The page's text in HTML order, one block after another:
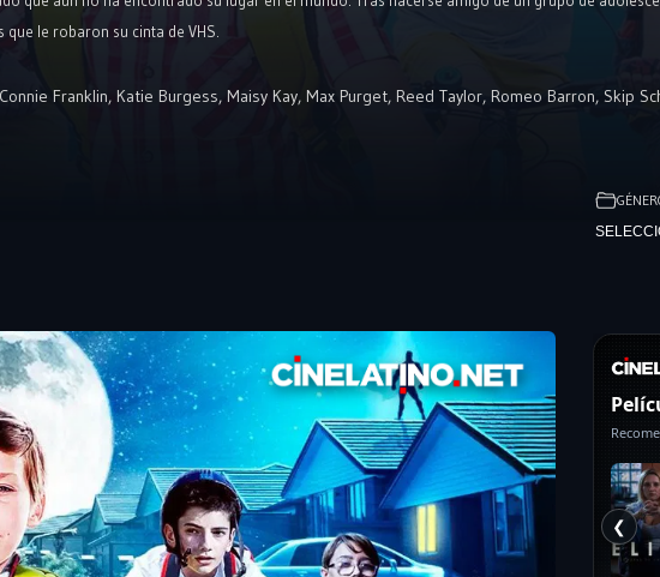
le robaron su cinta de VHS.
Connie Franklin, Katie Burgess, Maisy Kay, Max Purget, Reed Taylor, Romeo Barron, Skip
❮